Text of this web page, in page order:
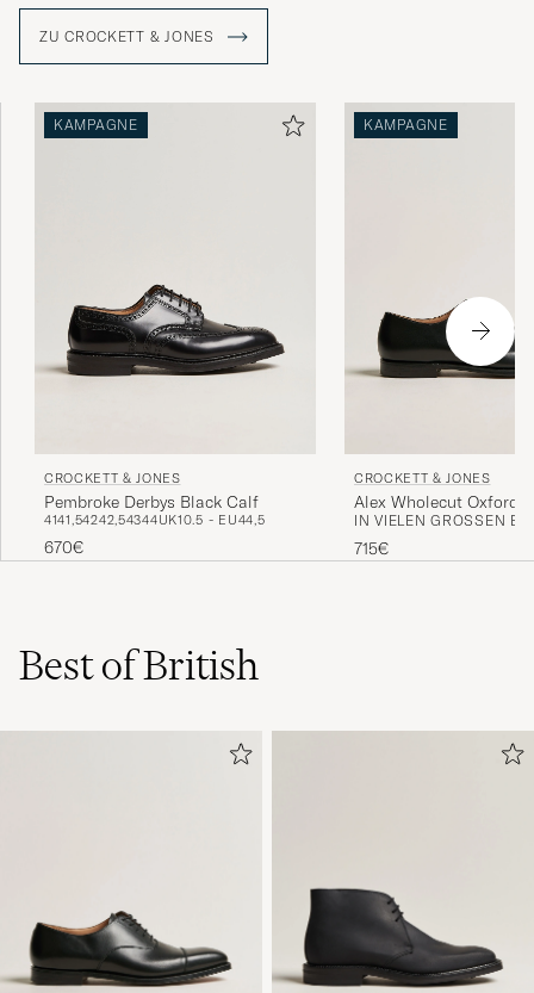
verwaltet.
ZU CROCKETT & JONES
KAMPAGNE
CROCKETT & JONES
Pembroke Derbys Black Calf
4141,54242,54344UK10.5 - EU44,5
670€
KAMPAGNE
CROCKETT & JONES
Alex Wholecut Oxford
IN VIELEN GRÖSSEN
715€
Best of British